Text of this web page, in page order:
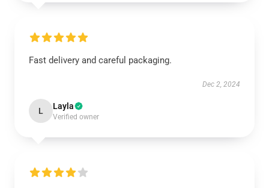
Fast delivery and careful packaging.
Dec 2, 2024
L Layla
Verified owner